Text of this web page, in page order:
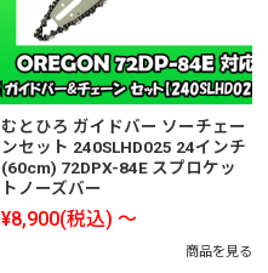
むとひろ ガイドバー ソーチェー
ンセット 240SLHD025 24インチ
(60cm) 72DPX-84E スプロケッ
トノーズバー
¥8,900(税込) ～
商品を見る